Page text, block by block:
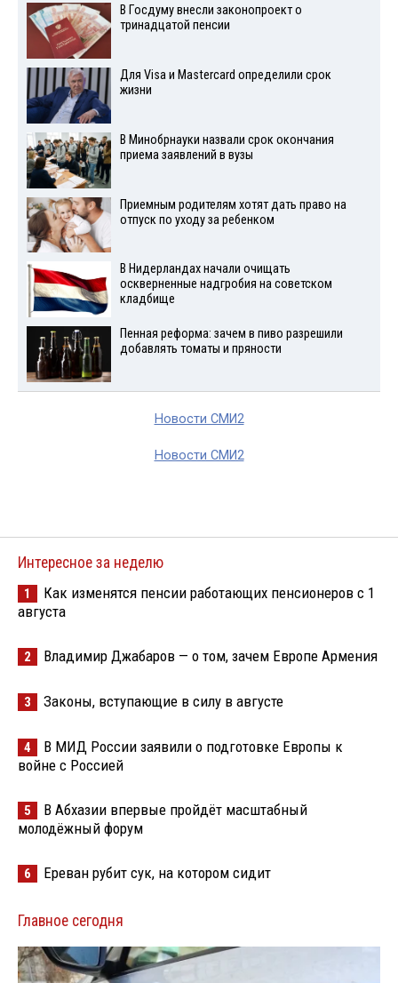
В Госдуму внесли законопроект о
тринадцатой пенсии
Для Visа и Mastercard определили срок
жизни
В Минобрнауки назвали срок окончания
приема заявлений в вузы
Приемным родителям хотят дать право на
отпуск по уходу за ребенком
В Нидерландах начали очищать
оскверненные надгробия на советском
кладбище
Пенная реформа: зачем в пиво разрешили
добавлять томаты и пряности
Новости СМИ2
Новости СМИ2
Интересное за неделю
1
Как изменятся пенсии работающих пенсионеров с 1
августа
2 Владимир Джабаров — о том, зачем Европе Армения
3 Законы, вступающие в силу в августе
4
В МИД России заявили о подготовке Европы к
войне с Россией
5
В Абхазии впервые пройдёт масштабный
молодёжный форум
6 Ереван рубит сук, на котором сидит
Главное сегодня